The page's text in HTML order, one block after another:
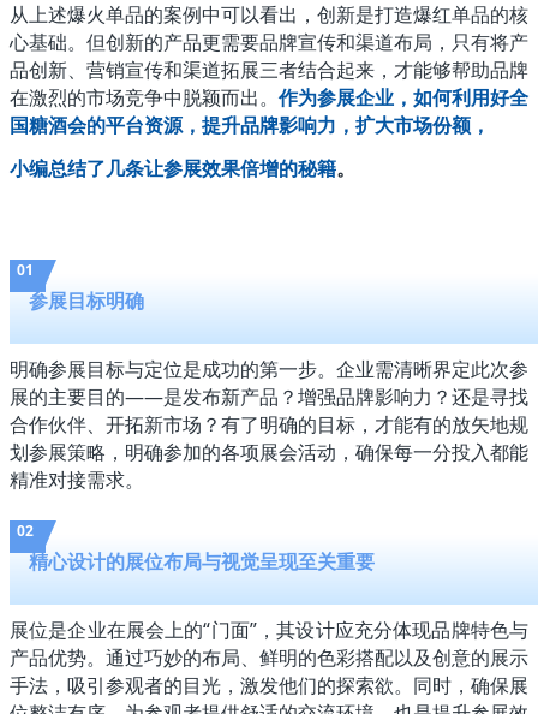
从上述爆火单品的案例中可以看出，创新是打造爆红单品的核
心基础。但创新的产品更需要品牌宣传和渠道布局，只有将产
品创新、营销宣传和渠道拓展三者结合起来，才能够帮助品牌
在激烈的市场竞争中脱颖而出。 作为参展企业，如何利用好全
国糖酒会的平台资源，提升品牌影响力，扩大市场份额，
小编总结了几条让参展效果倍增的秘籍。
01
参展目标明确
明确参展目标与定位是成功的第一步。企业需清晰界定此次参
展的主要目的——是发布新产品？增强品牌影响力？还是寻找
合作伙伴、开拓新市场？有了明确的目标，才能有的放矢地规
划参展策略，明确参加的各项展会活动，确保每一分投入都能
精准对接需求。
02
精心设计的展位布局与视觉呈现至关重要
展位是企业在展会上的“门面”，其设计应充分体现品牌特色与
产品优势。通过巧妙的布局、鲜明的色彩搭配以及创意的展示
手法，吸引参观者的目光，激发他们的探索欲。同时，确保展